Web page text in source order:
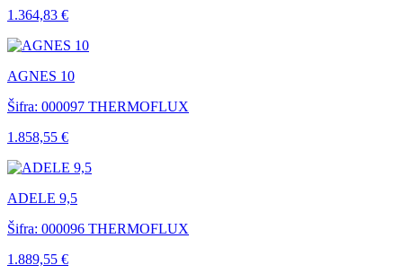
1.364,83 €
AGNES 10
Šifra: 000097 THERMOFLUX
1.858,55 €
ADELE 9,5
Šifra: 000096 THERMOFLUX
1.889,55 €